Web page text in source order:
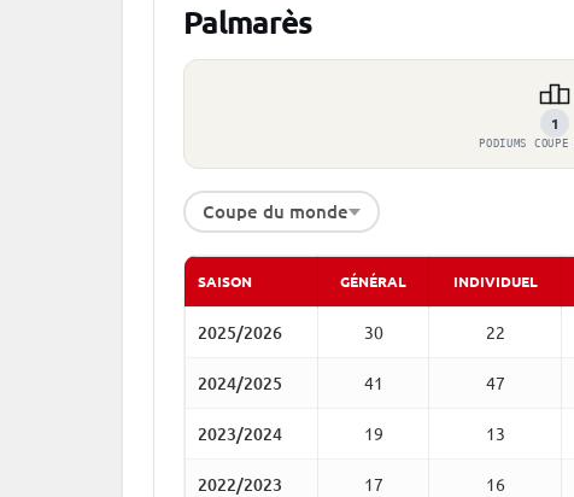
Palmarès
1
PODIUMS COUPE
Coupe du monde
SAISON GÉNÉRAL INDIVIDUEL
2025/2026 30 22
2024/2025 41 47
2023/2024 19 13
2022/2023 17 16